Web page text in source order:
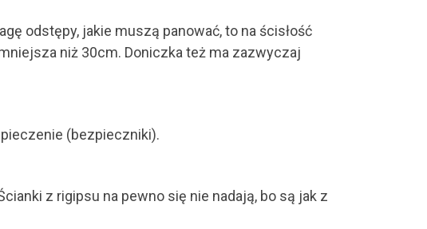
odstępy, jakie muszą panować, to na ścisłość
niż 30cm. Doniczka też ma zazwyczaj
(bezpieczniki).
z rigipsu na pewno się nie nadają, bo są jak z